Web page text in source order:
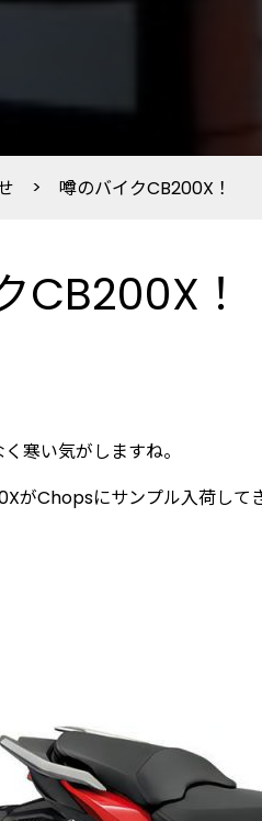
> 噂のバイクCB200X！
CB200X！
寒い気がしますね。
がChopsにサンプル入荷して